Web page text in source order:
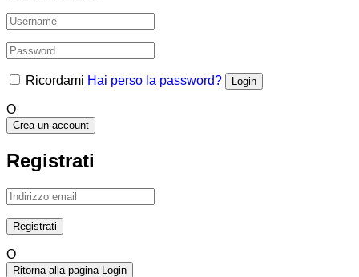
Ricordami Hai perso la password?
O
Crea un account
Registrati
O
Ritorna alla pagina Login